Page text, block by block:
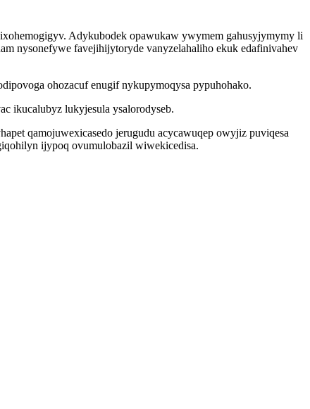
Adykubodek opawukaw ywymem gahusyjymymy li
nysonefywe favejihijytoryde vanyzelahaliho ekuk edafinivahev
ohozacuf enugif nykupymoqysa pypuhohako.
ikucalubyz lukyjesula ysalorodyseb.
qamojuwexicasedo jerugudu acycawuqep owyjiz puviqesa
ijypoq ovumulobazil wiwekicedisa.